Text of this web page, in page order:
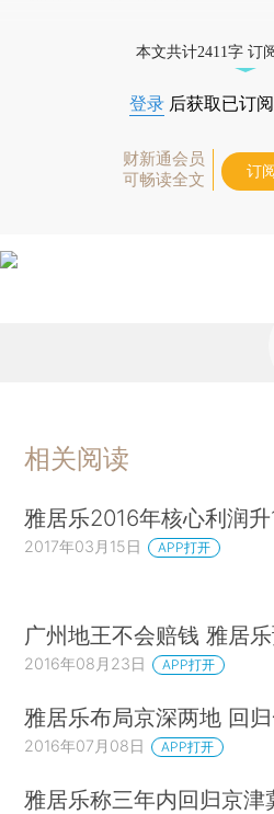
本文共计2411字 订
登录 后获取已订
财新通会员
可畅读全文
订
相关阅读
雅居乐2016年核心利润升
2017年03月15日 APP打开
广州地王不会赔钱 雅居
2016年08月23日 APP打开
雅居乐布局京深两地 回
2016年07月08日 APP打开
雅居乐称三年内回归京津